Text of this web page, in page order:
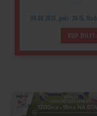
08.08.2026, godz: 20:15,
KUP BILET: